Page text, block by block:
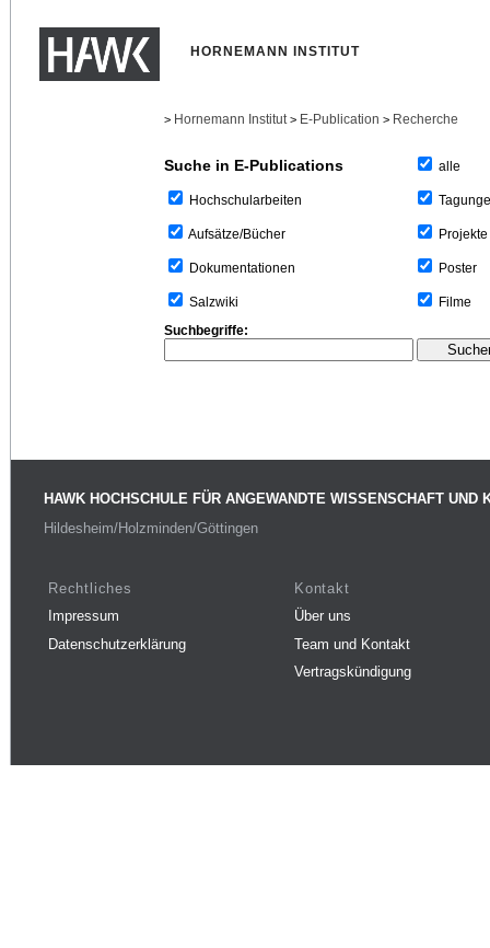
HORNEMANN INSTITUT
> Hornemann Institut > E-Publication > Recherche
Suche in E-Publications
Hochschularbeiten
Aufsätze/Bücher
Dokumentationen
Salzwiki
alle
Projekte
Poster
Filme
Suchbegriffe:
HAWK HOCHSCHULE FÜR ANGEWANDTE WISSENSCHAFT UND
Hildesheim/Holzminden/Göttingen
Rechtliches
Impressum
Datenschutzerklärung
Kontakt
Über uns
Team und Kontakt
Vertragskündigung